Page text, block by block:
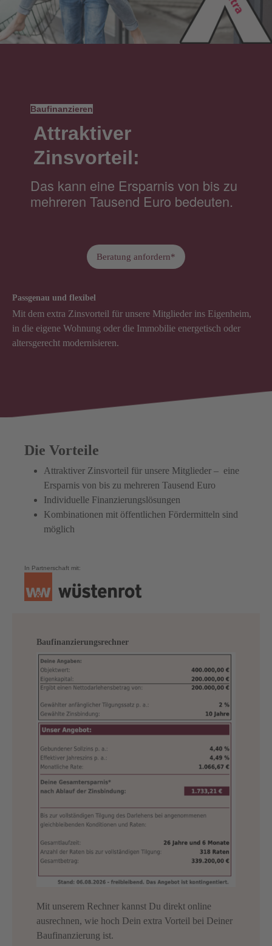
Baufinanzieren
Attraktiver
Zinsvorteil:
Das kann eine Ersparnis von bis zu
mehreren Tausend Euro bedeuten.
Beratung anfordern*
Passgenau und flexibel
Mit dem extra Zinsvorteil für unsere Mitglieder ins Eigenheim,
in die eigene Wohnung oder die Immobilie energetisch oder
altersgerecht modernisieren.
Die Vorteile
Attraktiver Zinsvorteil für unsere Mitglieder – eine
Ersparnis von bis zu mehreren Tausend Euro
Individuelle Finanzierungslösungen
Kombinationen mit öffentlichen Fördermitteln sind
möglich
In Partnerschaft mit:
Baufinanzierungsrechner
Mit unserem Rechner kannst Du direkt online
ausrechnen, wie hoch Dein extra Vorteil bei Deiner
Baufinanzierung ist.